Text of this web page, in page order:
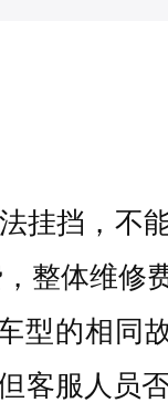
挂挡，不
整体维修
型的相同
客服人员